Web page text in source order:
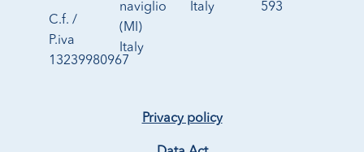
C.f. /
P.iva
13239980967
naviglio
(MI)
Italy
Italy
593
Privacy policy